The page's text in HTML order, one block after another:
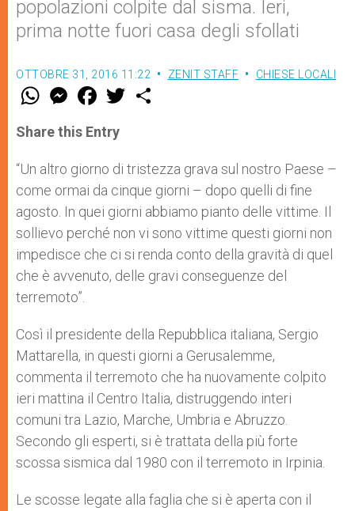
popolazioni colpite dal sisma. Ieri,
prima notte fuori casa degli sfollati
OTTOBRE 31, 2016 11:22 ZENIT STAFF CHIESE LOCALI
W
t
s
p
p
M
e
s
e
g
e
r
F
a
e
b
o
k
w
r
Share this Entry
“Un altro giorno di tristezza grava sul nostro Paese –
come ormai da cinque giorni – dopo quelli di fine
agosto. In quei giorni abbiamo pianto delle vittime. Il
sollievo perché non vi sono vittime questi giorni non
impedisce che ci si renda conto della gravità di quel
che è avvenuto, delle gravi conseguenze del
terremoto”.
Così il presidente della Repubblica italiana, Sergio
Mattarella, in questi giorni a Gerusalemme,
commenta il terremoto che ha nuovamente colpito
ieri mattina il Centro Italia, distruggendo interi
comuni tra Lazio, Marche, Umbria e Abruzzo.
Secondo gli esperti, si è trattata della più forte
scossa sismica dal 1980 con il terremoto in Irpinia.
Le scosse legate alla faglia che si è aperta con il